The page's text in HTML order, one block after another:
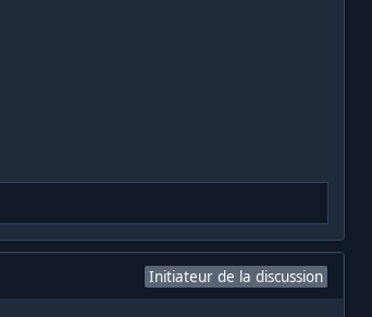
Initiateur de la discussion